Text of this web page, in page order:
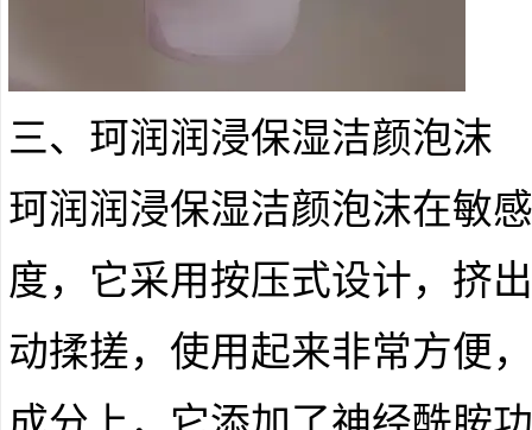
三、珂润润浸保湿洁颜泡沫
珂润润浸保湿洁颜泡沫在敏
度，它采用按压式设计，挤
动揉搓，使用起来非常方便